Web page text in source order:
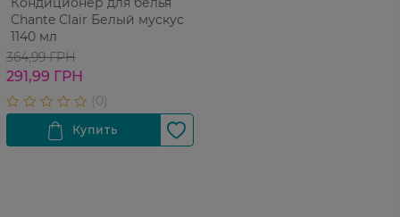
Chante Clair Белый мускус
1140 мл
364,99 ГРН
291,99 ГРН